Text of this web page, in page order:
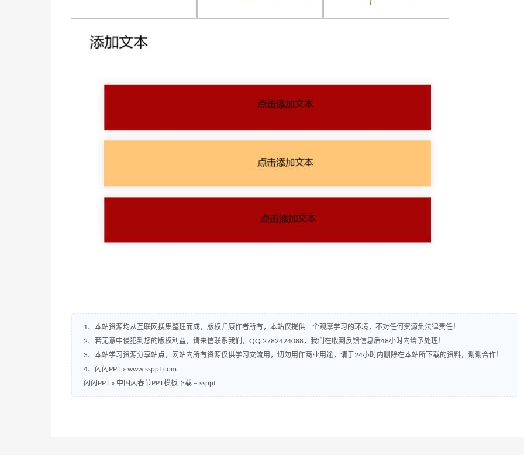
1、本站资源均从互联网搜集整理而成，版权归原作者所有，本站仅提供一个观摩学习的环境，不对任何资源负法律责任！
2、若无意中侵犯到您的版权利益，请来信联系我们，QQ:2782424088，我们在收到反馈信息后48小时内给予处理！
3、本站学习资源分享站点，网站内所有资源仅供学习交流用，切勿用作商业用途，请于24小时内删除在本站所下载的资料，谢谢合作！
4、闪闪PPT » www.ssppt.com
闪闪PPT » 中国风春节PPT模板下载 – ssppt